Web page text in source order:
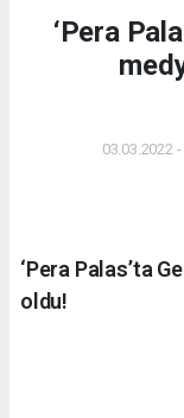
‘Pera
03.03.2022
‘Pera Palas’ta
oldu!